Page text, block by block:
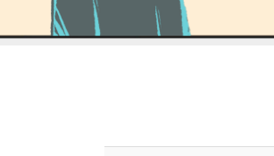
ColleGo! 大學選才與高中育才輔